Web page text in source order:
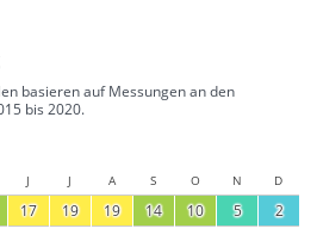
basieren auf Messungen an den
bis 2020.
J J A S O N D
17 19 19 14 10 5 2